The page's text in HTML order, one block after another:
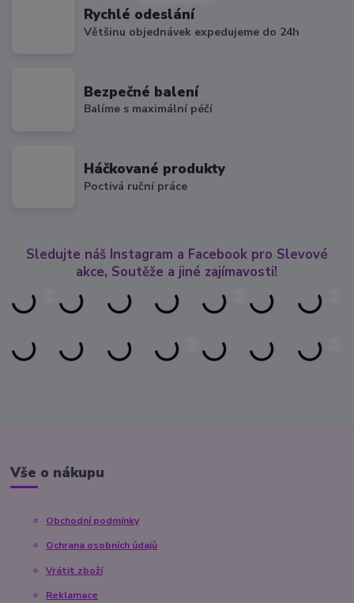
Rychlé odeslání
Většinu objednávek expedujeme do 24h
Bezpečné balení
Balíme s maximální péčí
Háčkované produkty
Poctivá ruční práce
Sledujte náš Instagram a Facebook pro Slevové
akce, Soutěže a jiné zajímavosti!
Vše o nákupu
Obchodní podmínky
Ochrana osobních údajů
Vrátit zboží
Reklamace